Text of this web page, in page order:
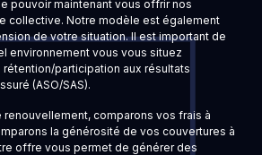
pouvoir maintenant vous offrir nos
collective. Notre modèle est également
de votre situation. Il est important de
environnement vous vous situez
participation aux résultats
(ASO/SAS).
renouvellement, comparons vos frais à
la générosité de vos couvertures à
offre vous permet de générer des